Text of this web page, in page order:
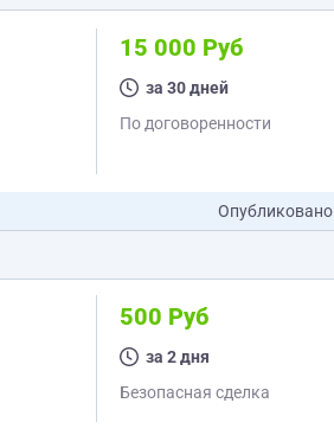
15 000 Руб
за 30 дней
По договоренности
Опубликовано
500 Руб
за 2 дня
Безопасная сделка